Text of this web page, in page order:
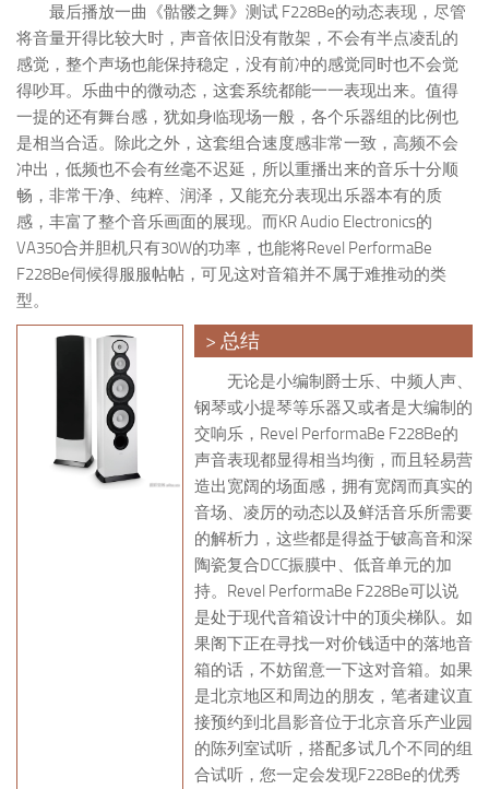
最后播放一曲《骷髅之舞》测试 F228Be的动态表现，尽管
将音量开得比较大时，声音依旧没有散架，不会有半点凌乱的
感觉，整个声场也能保持稳定，没有前冲的感觉同时也不会觉
得吵耳。乐曲中的微动态，这套系统都能一一表现出来。值得
一提的还有舞台感，犹如身临现场一般，各个乐器组的比例也
是相当合适。除此之外，这套组合速度感非常一致，高频不会
冲出，低频也不会有丝毫不迟延，所以重播出来的音乐十分顺
畅，非常干净、纯粹、润泽，又能充分表现出乐器本有的质
感，丰富了整个音乐画面的展现。而KR Audio Electronics的
VA350合并胆机只有30W的功率，也能将Revel PerformaBe
F228Be伺候得服服帖帖，可见这对音箱并不属于难推动的类
型。
> 总结
无论是小编制爵士乐、中频人声、
钢琴或小提琴等乐器又或者是大编制的
交响乐，Revel PerformaBe F228Be的
声音表现都显得相当均衡，而且轻易营
造出宽阔的场面感，拥有宽阔而真实的
音场、凌厉的动态以及鲜活音乐所需要
的解析力，这些都是得益于铍高音和深
陶瓷复合DCC振膜中、低音单元的加
持。Revel PerformaBe F228Be可以说
是处于现代音箱设计中的顶尖梯队。如
果阁下正在寻找一对价钱适中的落地音
箱的话，不妨留意一下这对音箱。如果
是北京地区和周边的朋友，笔者建议直
接预约到北昌影音位于北京音乐产业园
的陈列室试听，搭配多试几个不同的组
合试听，您一定会发现F228Be的优秀